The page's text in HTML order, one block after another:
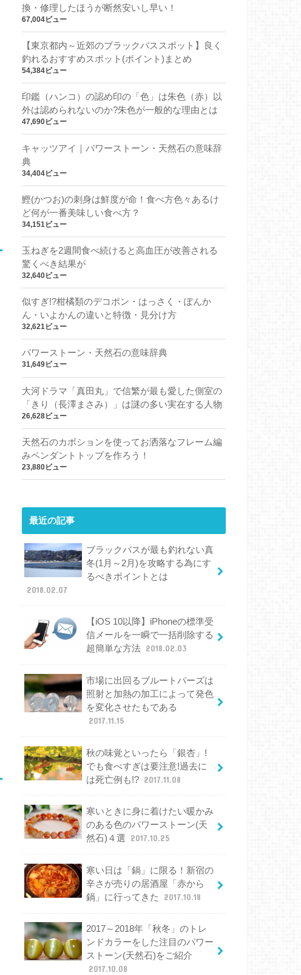
換・修理したほうが断然安いし早い！
67,004ビュー
【東京都内～近郊のブラックバススポット】良く
釣れるおすすめスポット(ポイント)まとめ
54,384ビュー
印鑑（ハンコ）の認め印の「色」は朱色（赤）以
外は認められないのか?朱色が一般的な理由とは
47,690ビュー
キャッツアイ｜パワーストーン・天然石の意味辞
典
34,404ビュー
鰹(かつお)の刺身は鮮度が命！食べ方色々あるけ
ど何が一番美味しい食べ方？
34,151ビュー
玉ねぎを2週間食べ続けると高血圧が改善される
驚くべき結果が
32,640ビュー
似すぎ!?柑橘類のデコポン・はっさく・ぽんか
ん・いよかんの違いと特徴・見分け方
32,621ビュー
パワーストーン・天然石の意味辞典
31,649ビュー
大河ドラマ「真田丸」で信繁が最も愛した側室の
「きり（長澤まさみ）」は謎の多い実在する人物
26,628ビュー
天然石のカボションを使ってお洒落なフレーム編
みペンダントトップを作ろう！
23,880ビュー
最近の記事
ブラックバスが最も釣れない真
冬(1月～2月)を攻略する為にす
るべきポイントとは
2018.02.07
【iOS 10以降】iPhoneの標準受
信メールを一瞬で一括削除する
超簡単な方法 2018.02.03
市場に出回るブルートパーズは
照射と加熱の加工によって発色
を変化させたもである
2017.11.15
秋の味覚といったら「銀杏」!
でも食べすぎは要注意!過去に
は死亡例も!? 2017.11.08
寒いときに身に着けたい暖かみ
のある色のパワーストーン(天
然石)４選
2017.10.25
寒い日は「鍋」に限る！新宿の
辛さが売りの居酒屋「赤から
鍋」に行ってきた
2017.10.18
2017～2018年「秋冬」のトレ
ンドカラーをした注目のパワー
ストーン(天然石)をご紹介
2017.10.08